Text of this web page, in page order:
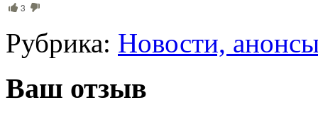
3
Рубрика: Новости,
Ваш отзыв